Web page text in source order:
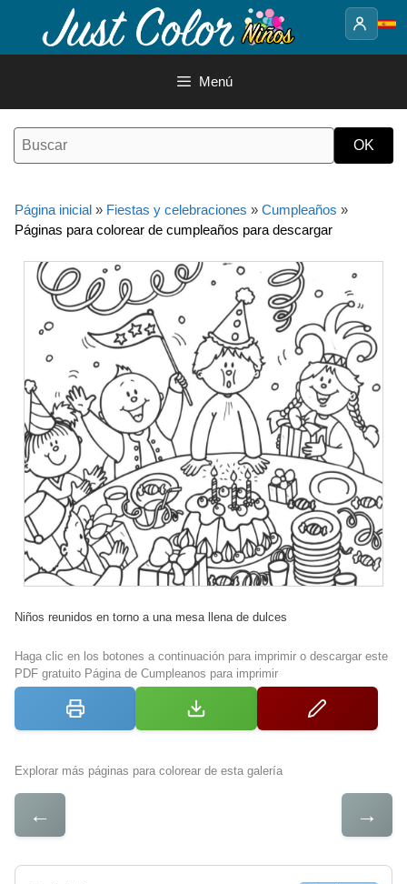
contenido
Menú
Página inicial » Fiestas y celebraciones » Cumpleaños »
Páginas para colorear de cumpleaños para descargar
Niños reunidos en torno a una mesa llena de dulces
Haga clic en los botones a continuación para imprimir o descargar este
PDF gratuito Página de Cumpleanos para imprimir
Explorar más páginas para colorear de esta galería
← →